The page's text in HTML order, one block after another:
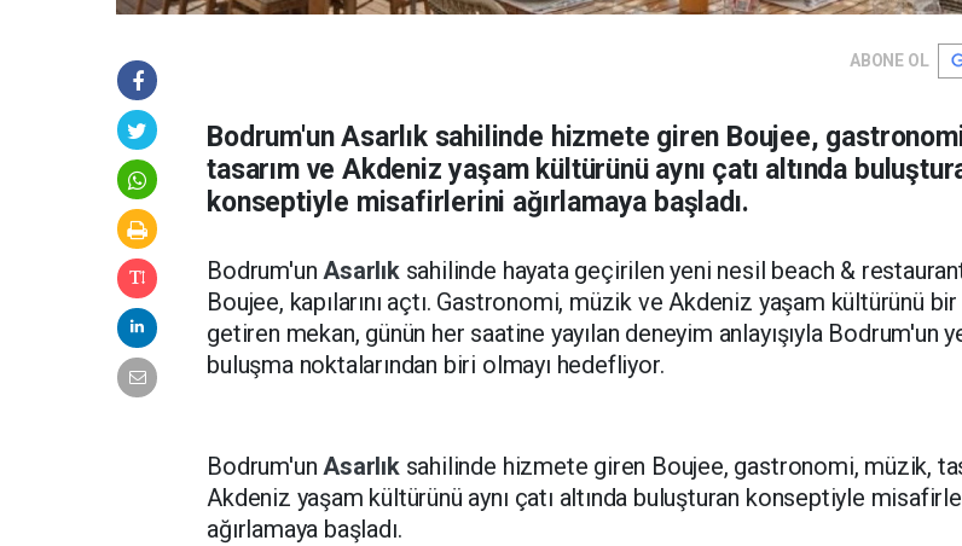
ABONE OL
Bodrum'un Asarlık sahilinde hizmete giren Boujee,
tasarım ve Akdeniz yaşam kültürünü aynı çatı altında
konseptiyle misafirlerini ağırlamaya başladı.
Bodrum'unAsarlık sahilinde hayata geçirilen yeni nesil beach &
Boujee, kapılarını açtı. Gastronomi, müzik ve Akdeniz yaşam kültürünü
getiren mekan, günün her saatine yayılan deneyim anlayışıyla Bodrum'un
buluşma noktalarından biri olmayı hedefliyor.
Bodrum'unAsarlık sahilinde hizmete giren Boujee, gastronomi, müzik,
Akdeniz yaşam kültürünü aynı çatı altında buluşturan konseptiyle
ağırlamaya başladı.